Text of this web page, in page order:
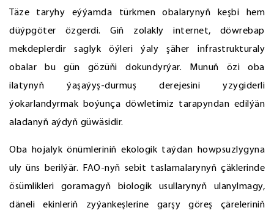
Täze taryhy eýýamda türkmen obalarynyň keşbi hem
düýpgöter özgerdi. Giň zolakly internet, döwrebap
mekdeplerdir saglyk öýleri ýaly şäher infrastrukturaly
obalar bu gün gözüňi dokundyrýar. Munuň özi oba
ilatynyň ýaşaýyş-durmuş derejesini yzygiderli
ýokarlandyrmak boýunça döwletimiz tarapyndan edilýän
aladanyň aýdyň güwäsidir.
Oba hojalyk önümleriniň ekologik taýdan howpsuzlygyna
uly üns berilýär. FAO-nyň sebit taslamalarynyň çäklerinde
ösümlikleri goramagyň biologik usullarynyň ulanylmagy,
däneli ekinleriň zyýankeşlerine garşy göreş çäreleriniň